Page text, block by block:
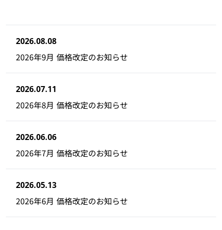
2026.08.08
2026年9月 価格改定のお知らせ
2026.07.11
2026年8月 価格改定のお知らせ
2026.06.06
2026年7月 価格改定のお知らせ
2026.05.13
2026年6月 価格改定のお知らせ